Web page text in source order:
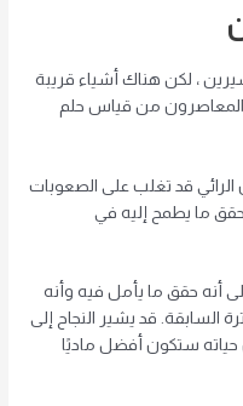
، لكن هناك أشياء قريبة
المعاصرون من قياس حلم
قد تغلب على الصعوبات
ما يطمح إليه في
أنه حقق ما يأمل فيه وأنه
السابقة. قد يشير النجاح إلى
ستكون أفضل ماديًا